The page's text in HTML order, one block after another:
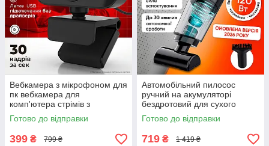
Вебкамера з мікрофоном для
пк вебкамера для
комп'ютера стрімів з
автофокусом вебка full hd
1920 x 1080
Готово до відправки
399 ₴ 799 ₴
Автомобільний пилосос
ручний на акумуляторі
бездротовий для сухого
прибирання автопилосос для
салону автомобіля з
насадками
Готово до відправки
719 ₴ 1 419 ₴